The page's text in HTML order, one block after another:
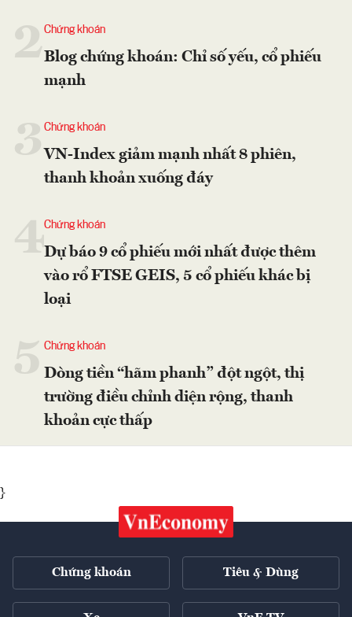
2Chứng khoán
Blog chứng khoán: Chỉ số yếu, cổ phiếu
mạnh
Chứng khoán
VN-Index giảm mạnh nhất 8 phiên,
thanh khoản xuống đáy
4Chứng khoán
Dự báo 9 cổ phiếu mới nhất được thêm
vào rổ FTSE GEIS, 5 cổ phiếu khác bị
loại
Chứng khoán
Dòng tiền “hãm phanh” đột ngột, thị
trường điều chỉnh diện rộng, thanh
khoản cực thấp
}
Chứng khoán Tiêu & Dùng